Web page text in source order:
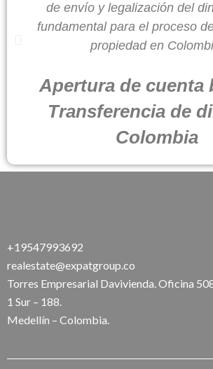
de envío y legalización del
fundamental para el proceso
propiedad en
Apertura de cuenta
Transferencia de
Colombia
+19547993692
realestate@expatgroup.co
Torres Empresarial Davivienda. Oficina
1 Sur – 188.
Medellín – Colombia.